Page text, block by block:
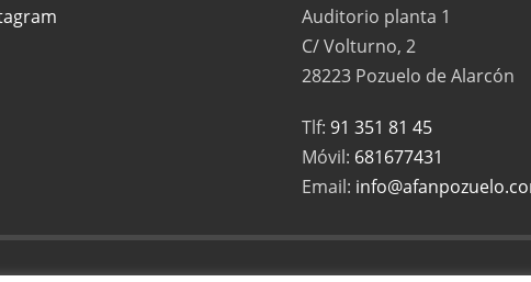
Auditorio planta 1
C/ Volturno, 2
28223 Pozuelo de Alarcón
Tlf: 91 351 81 45
Móvil: 681677431
Email: